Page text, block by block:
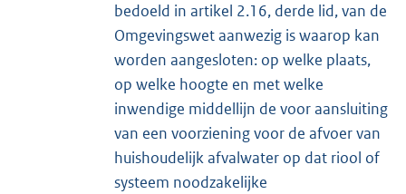
bedoeld in artikel 2.16, derde lid, van de
Omgevingswet aanwezig is waarop kan
worden aangesloten: op welke plaats,
op welke hoogte en met welke
inwendige middellijn de voor aansluiting
van een voorziening voor de afvoer van
huishoudelijk afvalwater op dat riool of
systeem noodzakelijke